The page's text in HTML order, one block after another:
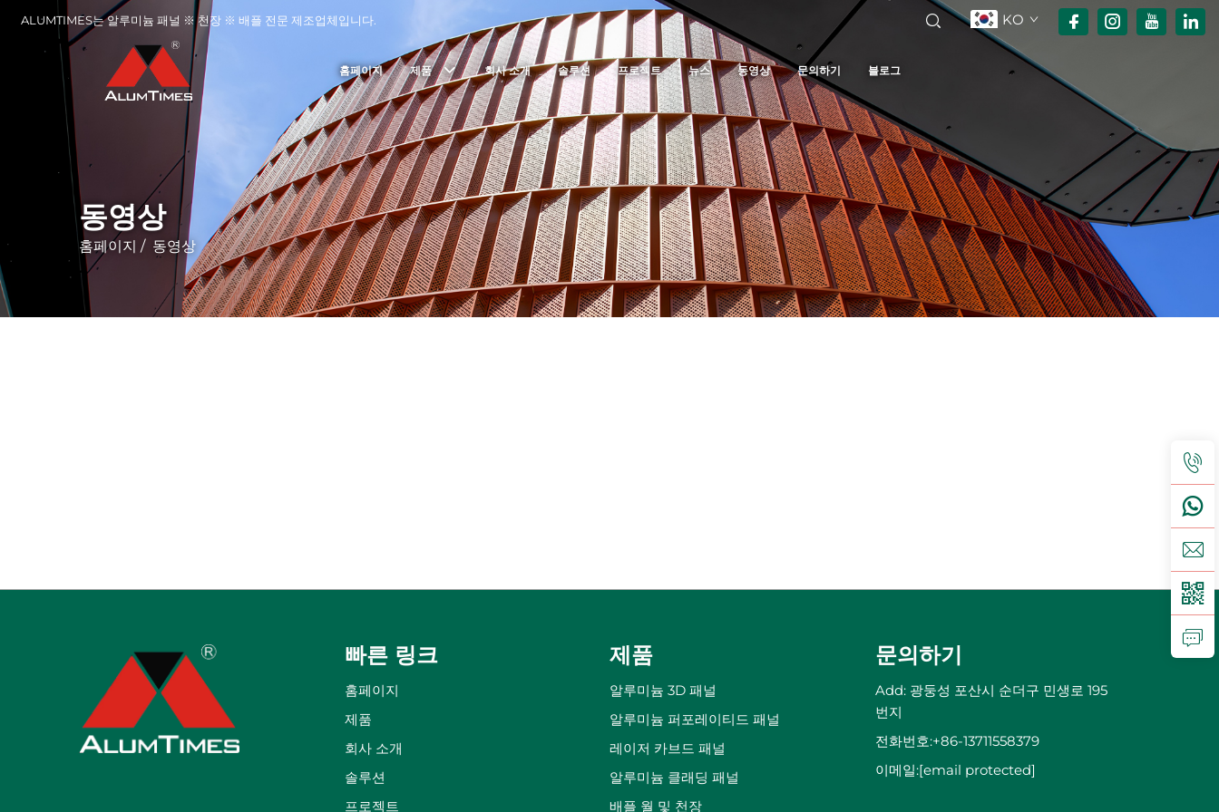
ALUMTIMES는 알루미늄 패널 ※ 천장 ※ 배플 전문 제조업체입니다. KO
홈페이지 제품 회사 소개 솔루션 프로젝트 뉴스 동영상 문의하기 블로그
동영상
홈페이지 / 동영상
빠른 링크
홈페이지
제품
회사 소개
솔루션
프로젝트
제품
알루미늄 3D 패널
알루미늄 퍼포레이티드 패널
레이저 카브드 패널
알루미늄 클래딩 패널
배플 월 및 천장
문의하기
Add: 광둥성 포산시 순더구 민생로 195
번지
전화번호:+86-13711558379
이메일:[email protected]